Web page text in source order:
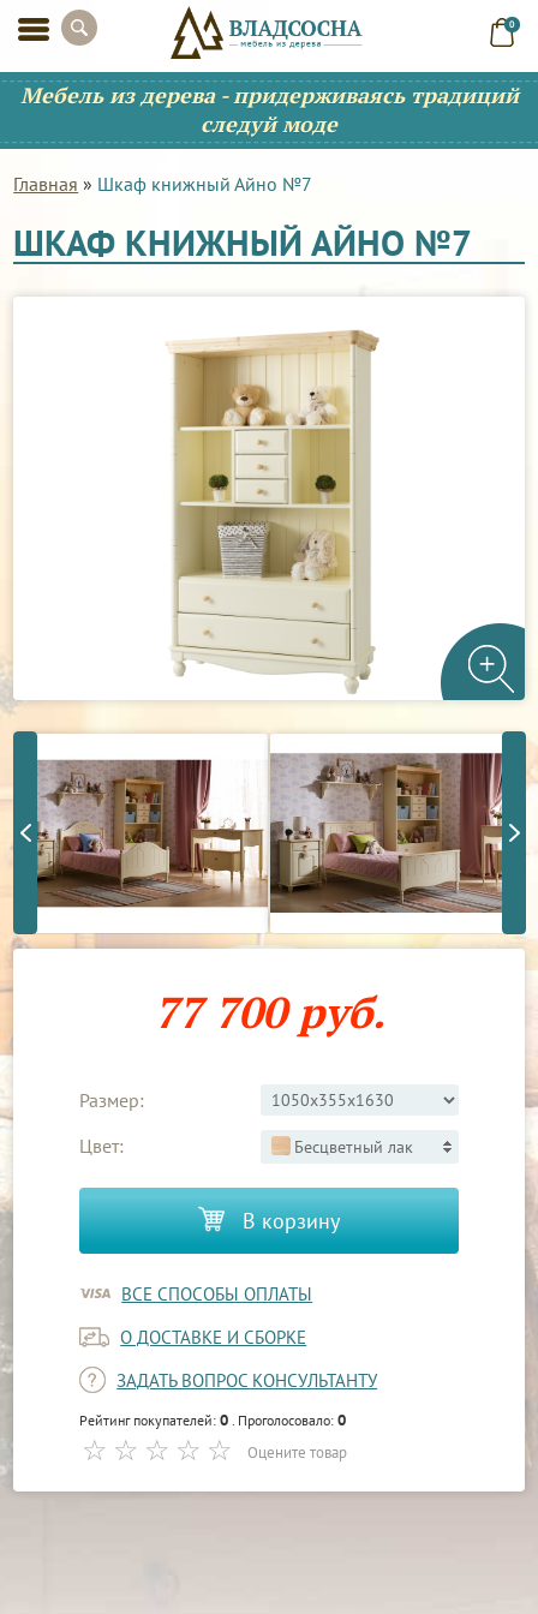
0
Мебель из дерева - придерживаясь традиций
следуй моде
Главная » Шкаф книжный Айно №7
ШКАФ КНИЖНЫЙ АЙНО №7
77 700 руб.
Размер:
Цвет:
Бесцветный лак
В корзину
ВСЕ СПОСОБЫ ОПЛАТЫ
О ДОСТАВКЕ И СБОРКЕ
ЗАДАТЬ ВОПРОС КОНСУЛЬТАНТУ
Рейтинг покупателей:0 . Проголосовало:0
Оцените товар